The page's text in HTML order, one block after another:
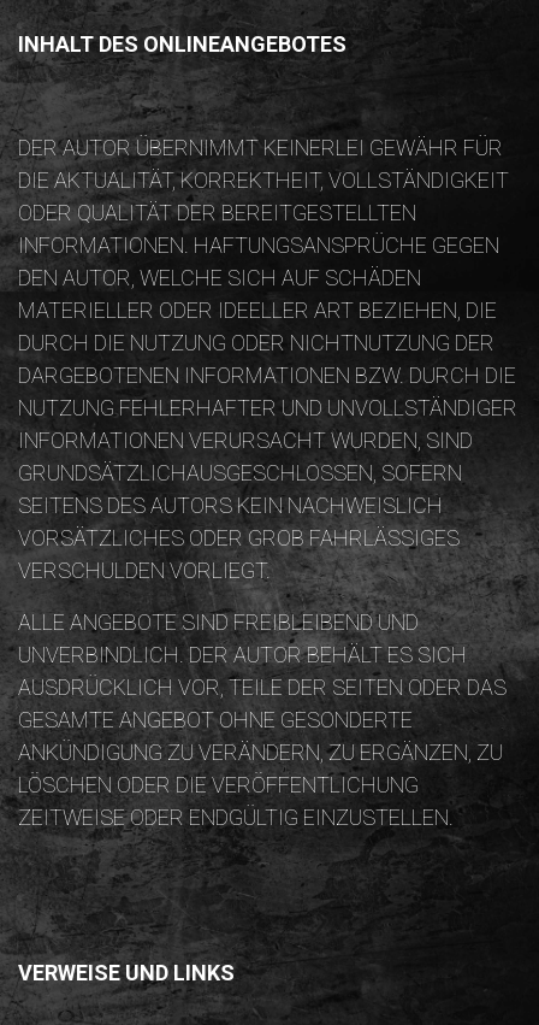
INHALT DES ONLINEANGEBOTES
DER AUTOR ÜBERNIMMT KEINERLEI GEWÄHR FÜR
DIE AKTUALITÄT, KORREKTHEIT, VOLLSTÄNDIGKEIT
ODER QUALITÄT DER BEREITGESTELLTEN
INFORMATIONEN. HAFTUNGSANSPRÜCHE GEGEN
DEN AUTOR, WELCHE SICH AUF SCHÄDEN
MATERIELLER ODER IDEELLER ART BEZIEHEN, DIE
DURCH DIE NUTZUNG ODER NICHTNUTZUNG DER
DARGEBOTENEN INFORMATIONEN BZW. DURCH DIE
NUTZUNG FEHLERHAFTER UND UNVOLLSTÄNDIGER
INFORMATIONEN VERURSACHT WURDEN, SIND
GRUNDSÄTZLICHAUSGESCHLOSSEN, SOFERN
SEITENS DES AUTORS KEIN NACHWEISLICH
VORSÄTZLICHES ODER GROB FAHRLÄSSIGES
VERSCHULDEN VORLIEGT.
ALLE ANGEBOTE SIND FREIBLEIBEND UND
UNVERBINDLICH. DER AUTOR BEHÄLT ES SICH
AUSDRÜCKLICH VOR, TEILE DER SEITEN ODER DAS
GESAMTE ANGEBOT OHNE GESONDERTE
ANKÜNDIGUNG ZU VERÄNDERN, ZU ERGÄNZEN, ZU
LÖSCHEN ODER DIE VERÖFFENTLICHUNG
ZEITWEISE ODER ENDGÜLTIG EINZUSTELLEN.
VERWEISE UND LINKS